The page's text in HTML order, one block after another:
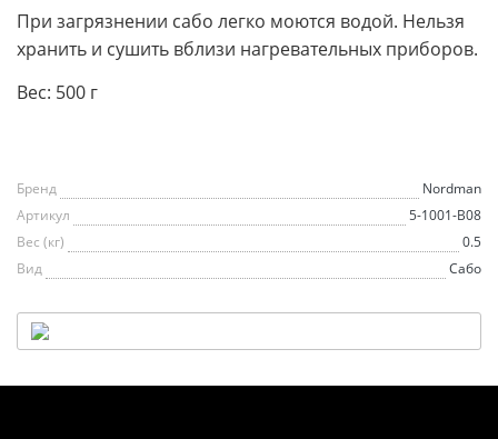
При загрязнении сабо легко моются водой. Нельзя
хранить и сушить вблизи нагревательных приборов.
Вес: 500 г
Бренд
Nordman
Артикул
5-1001-В08
Вес (кг)
0.5
Вид
Сабо